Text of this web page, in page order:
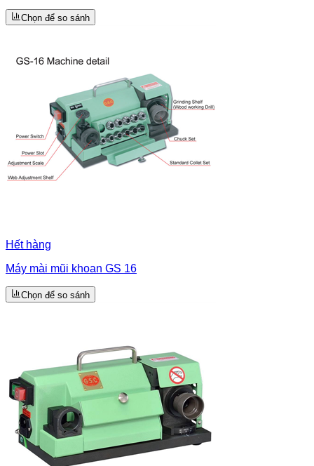
Chọn để so sánh
Hết hàng
Máy mài mũi khoan GS 16
Chọn để so sánh